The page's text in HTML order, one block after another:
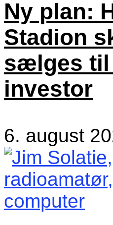
Ny plan:
Stadion
sælges til
investor
6. august